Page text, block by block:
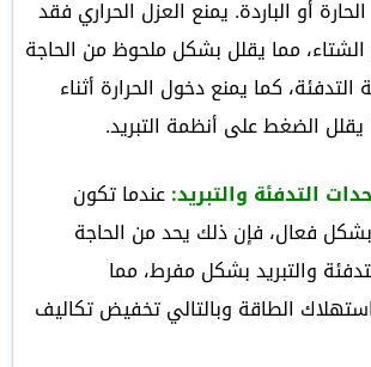
أو الباردة. يمنع العزل الحراري فقد
الشتاء، مما يقلل بشكل ملحوظ من الحاجة
كما يمنع دخول الحرارة أثناء
الضغط على أنظمة التبريد.
التدفئة والتبريد:عندما تكون
فعال، فإن ذلك يحد من الحاجة
والتبريد بشكل مفرط، مما
الطاقة وبالتالي تخفيض تكاليف